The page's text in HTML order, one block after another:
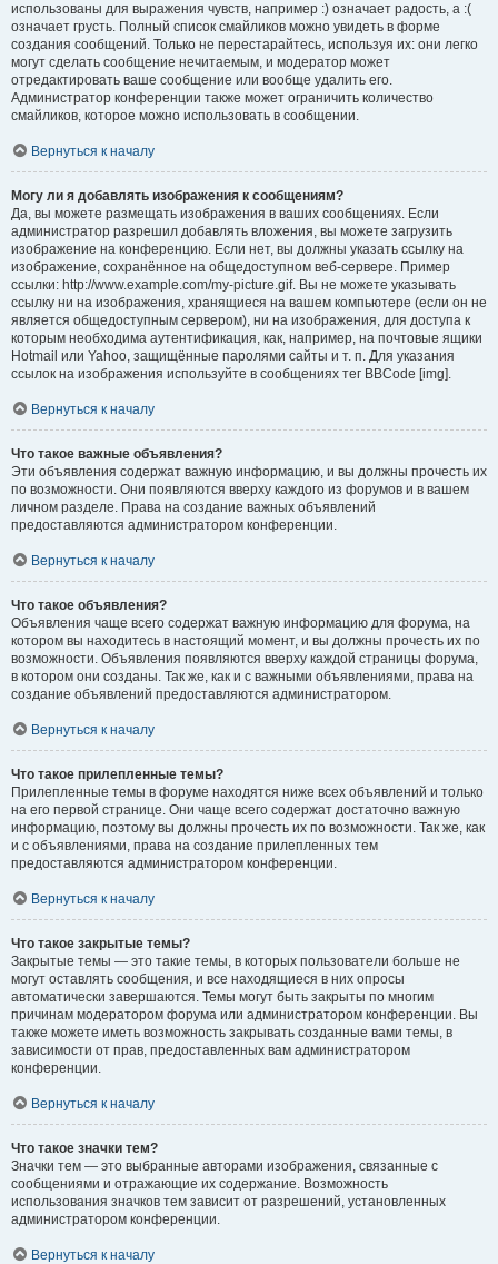
использованы для выражения чувств, например :) означает радость, а :(
означает грусть. Полный список смайликов можно увидеть в форме
создания сообщений. Только не перестарайтесь, используя их: они легко
могут сделать сообщение нечитаемым, и модератор может
отредактировать ваше сообщение или вообще удалить его.
Администратор конференции также может ограничить количество
смайликов, которое можно использовать в сообщении.
Вернуться к началу
Могу ли я добавлять изображения к сообщениям?
Да, вы можете размещать изображения в ваших сообщениях. Если
администратор разрешил добавлять вложения, вы можете загрузить
изображение на конференцию. Если нет, вы должны указать ссылку на
изображение, сохранённое на общедоступном веб-сервере. Пример
ссылки: http://www.example.com/my-picture.gif. Вы не можете указывать
ссылку ни на изображения, хранящиеся на вашем компьютере (если он не
является общедоступным сервером), ни на изображения, для доступа к
которым необходима аутентификация, как, например, на почтовые ящики
Hotmail или Yahoo, защищённые паролями сайты и т. п. Для указания
ссылок на изображения используйте в сообщениях тег BBCode [img].
Вернуться к началу
Что такое важные объявления?
Эти объявления содержат важную информацию, и вы должны прочесть их
по возможности. Они появляются вверху каждого из форумов и в вашем
личном разделе. Права на создание важных объявлений
предоставляются администратором конференции.
Вернуться к началу
Что такое объявления?
Объявления чаще всего содержат важную информацию для форума, на
котором вы находитесь в настоящий момент, и вы должны прочесть их по
возможности. Объявления появляются вверху каждой страницы форума,
в котором они созданы. Так же, как и с важными объявлениями, права на
создание объявлений предоставляются администратором.
Вернуться к началу
Что такое прилепленные темы?
Прилепленные темы в форуме находятся ниже всех объявлений и только
на его первой странице. Они чаще всего содержат достаточно важную
информацию, поэтому вы должны прочесть их по возможности. Так же, как
и с объявлениями, права на создание прилепленных тем
предоставляются администратором конференции.
Вернуться к началу
Что такое закрытые темы?
Закрытые темы — это такие темы, в которых пользователи больше не
могут оставлять сообщения, и все находящиеся в них опросы
автоматически завершаются. Темы могут быть закрыты по многим
причинам модератором форума или администратором конференции. Вы
также можете иметь возможность закрывать созданные вами темы, в
зависимости от прав, предоставленных вам администратором
конференции.
Вернуться к началу
Что такое значки тем?
Значки тем — это выбранные авторами изображения, связанные с
сообщениями и отражающие их содержание. Возможность
использования значков тем зависит от разрешений, установленных
администратором конференции.
Вернуться к началу